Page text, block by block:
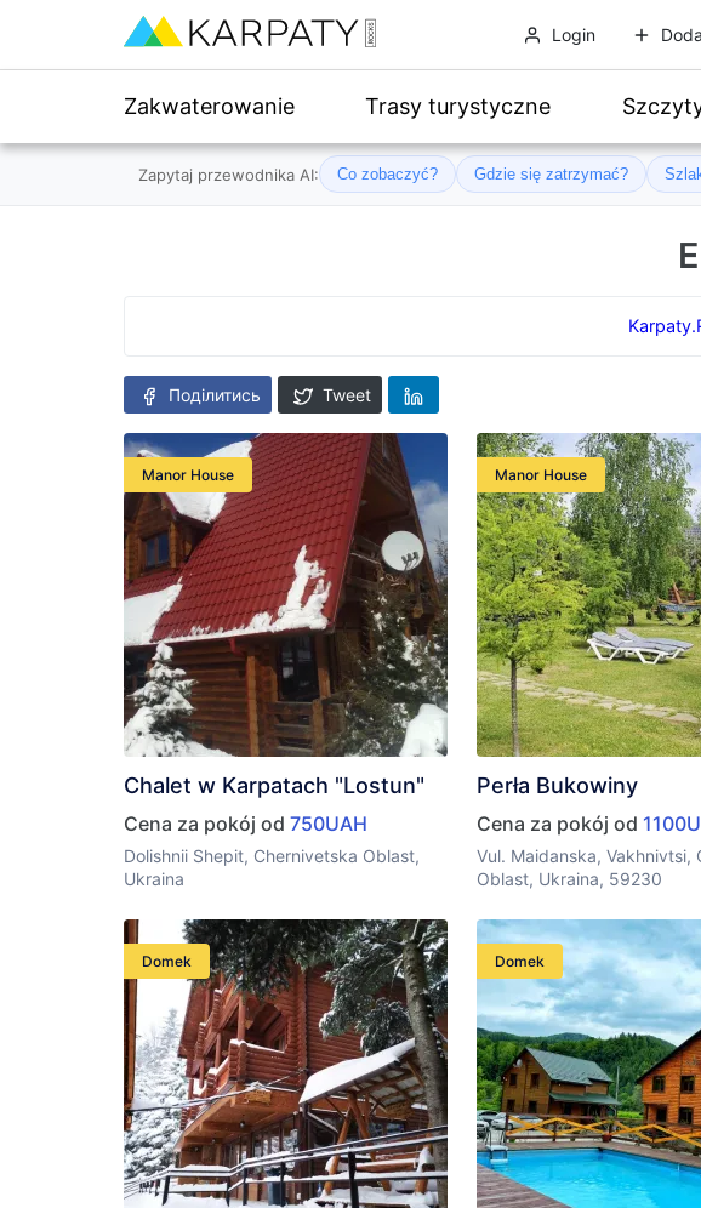
Login
Zakwaterowanie Trasy turystyczne
Zapytaj przewodnika AI: Co zobaczyć? Gdzie się zatrzymać?
Поділитись Tweet
Manor House
Chalet w Karpatach "Lostun"
Cena za pokój od 750UAH
Dolishnii Shepit, Chernivetska Oblast,
Ukraina
Manor House
Perła Bukowiny
Cena za pokój od
Vul. Maidanska, Vakhnivtsi,
Oblast, Ukraina, 59230
Domek Domek